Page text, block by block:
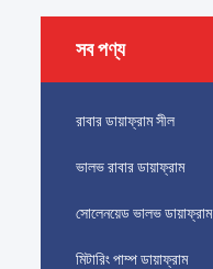
সব পণ্য
রাবার ডায়াফ্রাম সীল
ভালভ রাবার ডায়াফ্রাম
সোলেনয়েড ভালভ ডায়াফ্রাম
মিটারিং পাম্প ডায়াফ্রাম